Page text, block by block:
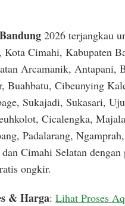
2026 terjangkau
Kota Cimahi, Kabupaten
Arcamanik, Antapani,
Buahbatu, Cibeunying
Sukajadi, Sukasari,
Cicalengka,
Padalarang,
Cimahi Selatan
ongkir.
& Harga:Lihat Proses